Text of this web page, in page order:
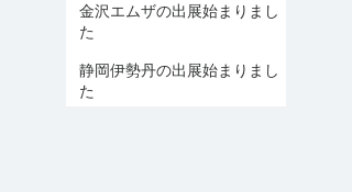
金沢エムザの出展始まりまし
た
静岡伊勢丹の出展始まりまし
た